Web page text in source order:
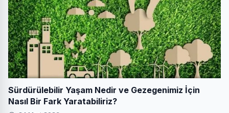
Sürdürülebilir Yaşam Nedir ve Gezegenimiz İçin
Nasıl Bir Fark Yaratabiliriz?